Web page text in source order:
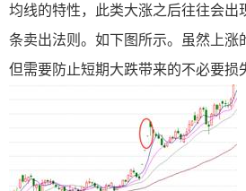
均线的特性，此类大涨之后往往会出
条卖出法则。如下图所示。虽然上涨
但需要防止短期大跌带来的不必要损